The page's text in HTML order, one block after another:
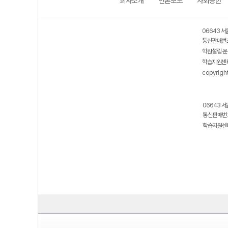
06643 서
통신판매
학원설립·
학습지원
06643 서
통신판매
학습지원